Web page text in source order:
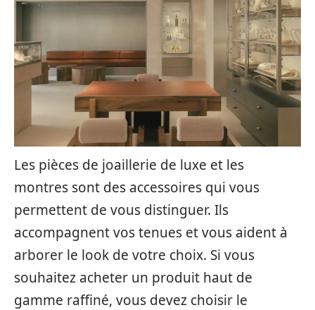
Les pièces de joaillerie de luxe et les
montres sont des accessoires qui vous
permettent de vous distinguer. Ils
accompagnent vos tenues et vous aident à
arborer le look de votre choix. Si vous
souhaitez acheter un produit haut de
gamme raffiné, vous devez choisir le